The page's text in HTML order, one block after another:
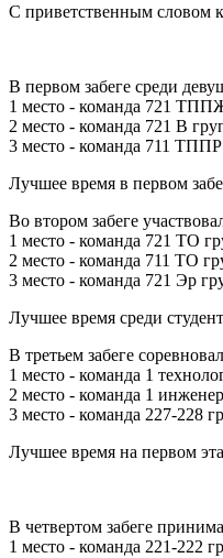
С приветственным словом
В первом забеге среди
1 место - команда 721
2 место - команда 721 В
3 место - команда 711
Лучшее время в первом
Во втором забеге
1 место - команда 721 ТО
2 место - команда 711 ТО
3 место - команда 721 Эр
Лучшее время среди
В третьем забеге
1 место - команда 1
2 место - команда 1
3 место - команда 227-228
Лучшее время на первом
В четвертом забеге
1 место - команда 221-222